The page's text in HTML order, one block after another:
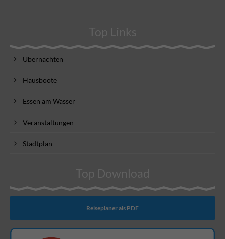
Top Links
Übernachten
Hausboote
Essen am Wasser
Veranstaltungen
Stadtplan
Top Download
Reiseplaner als PDF